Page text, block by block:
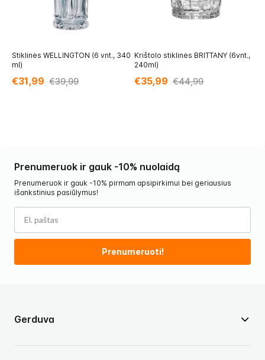
Stiklinės WELLINGTON (6 vnt., 340
ml)
€31,99 €39,99
Krištolo stiklinės BRITTANY (6vnt.,
240ml)
€35,99 €44,99
Gerduva
Prenumeruok ir gauk -10% nuolaidą
Prenumeruok ir gauk -10% pirmam apsipirkimui bei geriausius
išankstinius pasiūlymus!
Prenumeruoti!